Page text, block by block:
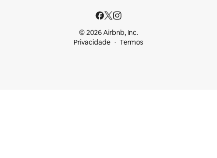
© 2026 Airbnb, Inc.
Privacidade
Termos